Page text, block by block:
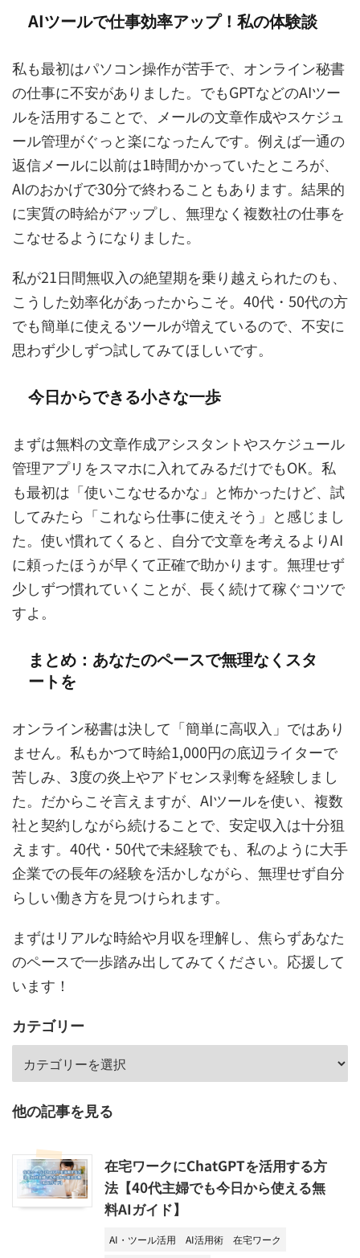
AIツールで仕事効率アップ！私の体験談
私も最初はパソコン操作が苦手で、オンライン秘書
の仕事に不安がありました。でもGPTなどのAIツー
ルを活用することで、メールの文章作成やスケジュ
ール管理がぐっと楽になったんです。例えば一通の
返信メールに以前は1時間かかっていたところが、
AIのおかげで30分で終わることもあります。結果的
に実質の時給がアップし、無理なく複数社の仕事を
こなせるようになりました。
私が21日間無収入の絶望期を乗り越えられたのも、
こうした効率化があったからこそ。40代・50代の方
でも簡単に使えるツールが増えているので、不安に
思わず少しずつ試してみてほしいです。
今日からできる小さな一歩
まずは無料の文章作成アシスタントやスケジュール
管理アプリをスマホに入れてみるだけでもOK。私
も最初は「使いこなせるかな」と怖かったけど、試
してみたら「これなら仕事に使えそう」と感じまし
た。使い慣れてくると、自分で文章を考えるよりAI
に頼ったほうが早くて正確で助かります。無理せず
少しずつ慣れていくことが、長く続けて稼ぐコツで
すよ。
まとめ：あなたのペースで無理なくスタ
ートを
オンライン秘書は決して「簡単に高収入」ではあり
ません。私もかつて時給1,000円の底辺ライターで
苦しみ、3度の炎上やアドセンス剥奪を経験しまし
た。だからこそ言えますが、AIツールを使い、複数
社と契約しながら続けることで、安定収入は十分狙
えます。40代・50代で未経験でも、私のように大手
企業での長年の経験を活かしながら、無理せず自分
らしい働き方を見つけられます。
まずはリアルな時給や月収を理解し、焦らずあなた
のペースで一歩踏み出してみてください。応援して
います！
カテゴリー
他の記事を見る
在宅ワークにChatGPTを活用する方
法【40代主婦でも今日から使える無
料AIガイド】
AI・ツール活用 AI活用術
在宅ワーク